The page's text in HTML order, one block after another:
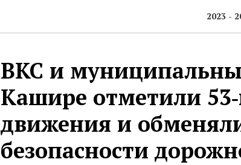
2023 -
ВКС и
Кашире отметили
движения и
безопасности